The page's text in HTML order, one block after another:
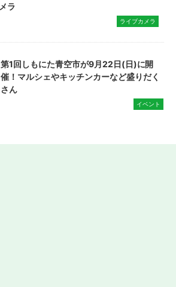
メラ
ライブカメラ
第1回しもにた青空市が9月22日(日)に開
催！マルシェやキッチンカーなど盛りだく
さん
イベント